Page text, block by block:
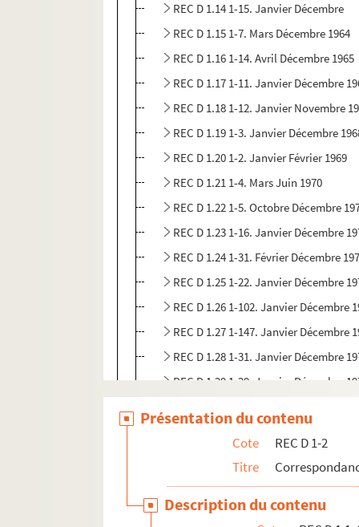
REC D 1.14 1-15. Janvier Décembre
REC D 1.15 1-7. Mars Décembre 1964
REC D 1.16 1-14. Avril Décembre 1965
REC D 1.17 1-11. Janvier Décembre
REC D 1.18 1-12. Janvier Novembre
REC D 1.19 1-3. Janvier Décembre
REC D 1.20 1-2. Janvier Février 1969
REC D 1.21 1-4. Mars Juin 1970
REC D 1.22 1-5. Octobre Décembre
REC D 1.23 1-16. Janvier Décembre
REC D 1.24 1-31. Février Décembre
REC D 1.25 1-22. Janvier Décembre
REC D 1.26 1-102. Janvier Décembre
REC D 1.27 1-147. Janvier Décembre
REC D 1.28 1-31. Janvier Décembre
REC D 1.29 1-29. Janvier Décembre
REC D 1.34 1-45. Janvier Décembre
Présentation du contenu
Cote
REC D 1-2
Titre
Description du contenu